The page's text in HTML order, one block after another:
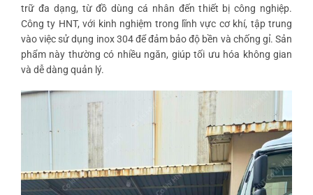
trữ đa dạng, từ đồ dùng cá nhân đến thiết bị công nghiệp.
Công ty HNT, với kinh nghiệm trong lĩnh vực cơ khí, tập trung
vào việc sử dụng inox 304 để đảm bảo độ bền và chống gỉ. Sản
phẩm này thường có nhiều ngăn, giúp tối ưu hóa không gian
và dễ dàng quản lý.